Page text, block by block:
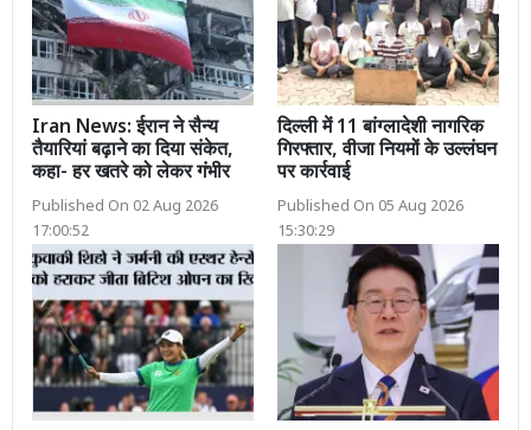
Iran News: ईरान ने सैन्य
तैयारियां बढ़ाने का दिया संकेत,
कहा- हर खतरे को लेकर गंभीर
Published On 02 Aug 2026
17:00:52
दिल्ली में 11 बांग्लादेशी नागरिक
गिरफ्तार, वीजा नियमों के उल्लंघन
पर कार्रवाई
Published On 05 Aug 2026
15:30:29